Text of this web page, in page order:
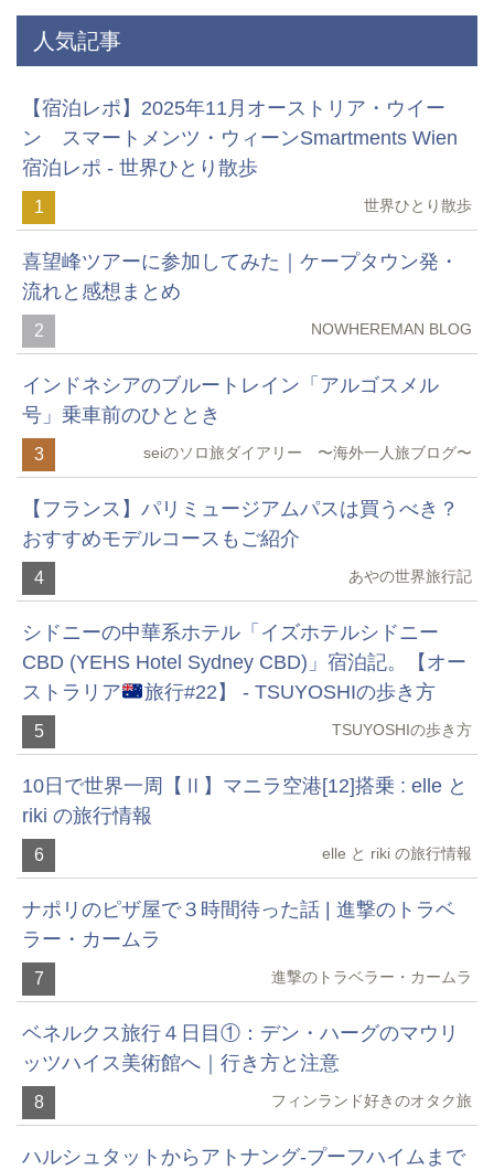
人気記事
【宿泊レポ】2025年11月オーストリア・ウイー
ン スマートメンツ・ウィーンSmartments Wien
宿泊レポ - 世界ひとり散歩
1 世界ひとり散歩
喜望峰ツアーに参加してみた｜ケープタウン発・
流れと感想まとめ
2 NOWHEREMAN BLOG
インドネシアのブルートレイン「アルゴスメル
号」乗車前のひととき
3 seiのソロ旅ダイアリー 〜海外一人旅ブログ〜
【フランス】パリミュージアムパスは買うべき？
おすすめモデルコースもご紹介
4 あやの世界旅行記
シドニーの中華系ホテル「イズホテルシドニー
CBD (YEHS Hotel Sydney CBD)」宿泊記。【オー
ストラリア
旅行#22】 - TSUYOSHIの歩き方
5 TSUYOSHIの歩き方
10日で世界一周【Ⅱ】マニラ空港[12]搭乗 : elle と
riki の旅行情報
6 elle と riki の旅行情報
ナポリのピザ屋で３時間待った話 | 進撃のトラベ
ラー・カームラ
7 進撃のトラベラー・カームラ
ベネルクス旅行４日目①：デン・ハーグのマウリ
ッツハイス美術館へ｜行き方と注意
8 フィンランド好きのオタク旅
ハルシュタットからアトナング-プーフハイムまで